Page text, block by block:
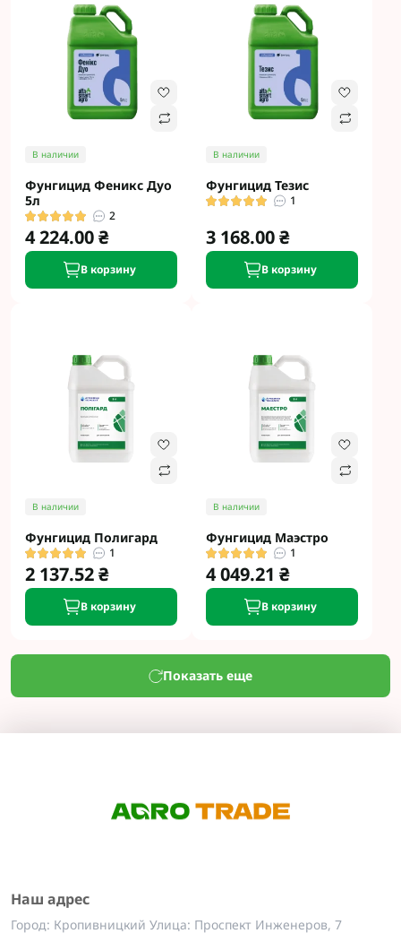
В наличии
Фунгицид Феникс Дуо
5л
2
4 224.00 ₴
В корзину
В наличии
Фунгицид Тезис
1
3 168.00 ₴
В корзину
В наличии
Фунгицид Полигард
1
2 137.52 ₴
В корзину
В наличии
Фунгицид Маэстро
1
4 049.21 ₴
В корзину
Показать еще
Наш адрес
Город: Кропивницкий Улица: Проспект Инженеров, 7